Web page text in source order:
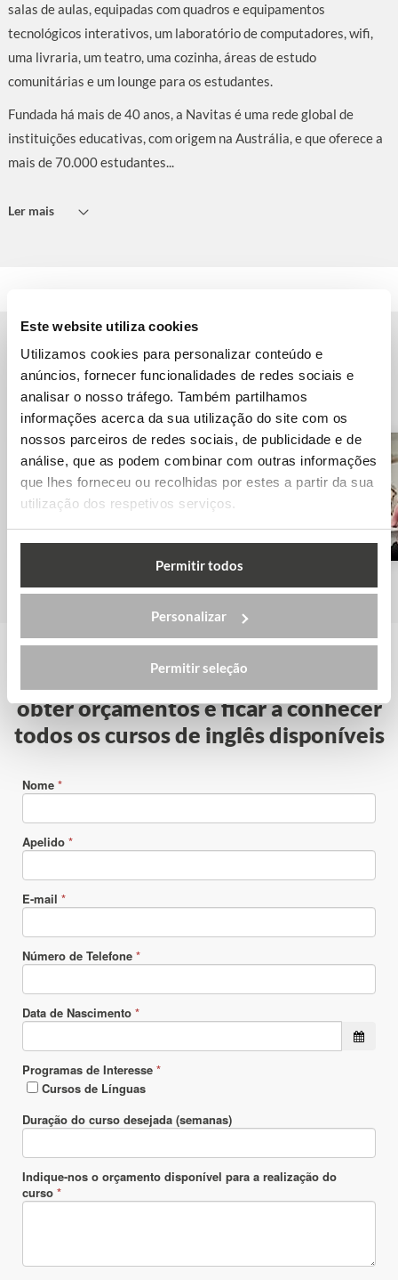
Este website utiliza cookies
Utilizamos cookies para personalizar conteúdo e
anúncios, fornecer funcionalidades de redes sociais e
analisar o nosso tráfego. Também partilhamos
informações acerca da sua utilização do site com os
nossos parceiros de redes sociais, de publicidade e de
análise, que as podem combinar com outras informações
que lhes forneceu ou recolhidas por estes a partir da sua
utilização dos respetivos serviços.
Permitir todos
Personalizar
Permitir seleção
salas de aulas, equipadas com quadros e equipamentos
tecnológicos interativos, um laboratório de computadores, wifi,
uma livraria, um teatro, uma cozinha, áreas de estudo
comunitárias e um lounge para os estudantes.
Fundada há mais de 40 anos, a Navitas é uma rede global de
instituições educativas, com origem na Austrália, e que oferece a
mais de 70.000 estudantes...
Ler mais
Outras escolas de inglês em Sydney
ILSC – Sydney
Contacta-nos gratuitamente para
obter orçamentos e ficar a conhecer
todos os cursos de inglês disponíveis